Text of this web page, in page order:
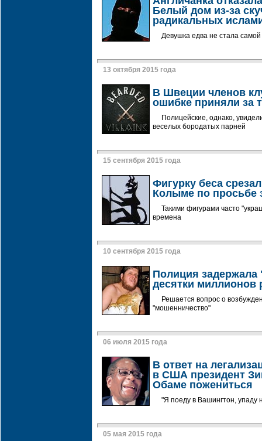
Белый дом из-за
радикальных
Девушка едва не стала
13 октября 2015 года
В Швеции членов
ошибке приняли за
Полицейские, однако,
веселых бородатых парней
15 сентября 2015 года
Фигурку беса
Колыме по просьбе
Такими фигурами часто
времена
10 сентября 2015 года
Полиция
десятки миллионов
Решается вопрос о
"мошенничество"
06 июля 2015 года
В ответ на
в США президент
Обаме пожениться
"Я поеду в Вашингтон, упаду
05 мая 2015 года